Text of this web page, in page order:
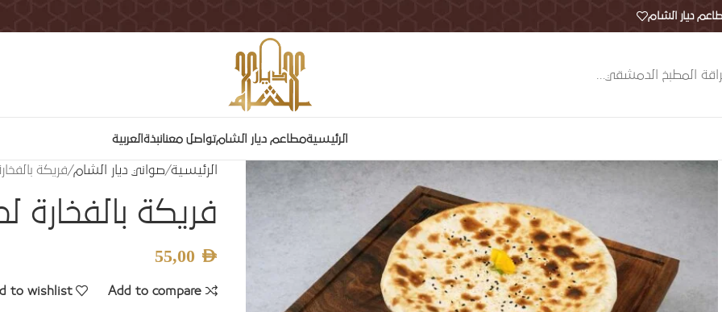
ديار الشام
المطبخ الدمشقي…
الرئيسيةمطاعم ديار الشامتواصل معنانبذة العربية
الرئيسية صواني ديار الشام فريكة
فريكة بالفخارة
55,00 AED
Add to compare
to wishlist